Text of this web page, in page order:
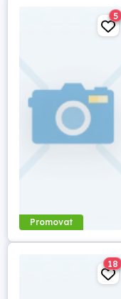
Promovat
5
18